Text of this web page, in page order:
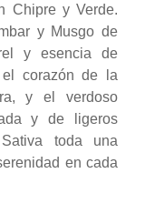
Chipre y Verde.
y Musgo de
y esencia de
corazón de la
y el verdoso
y de ligeros
toda una
en cada